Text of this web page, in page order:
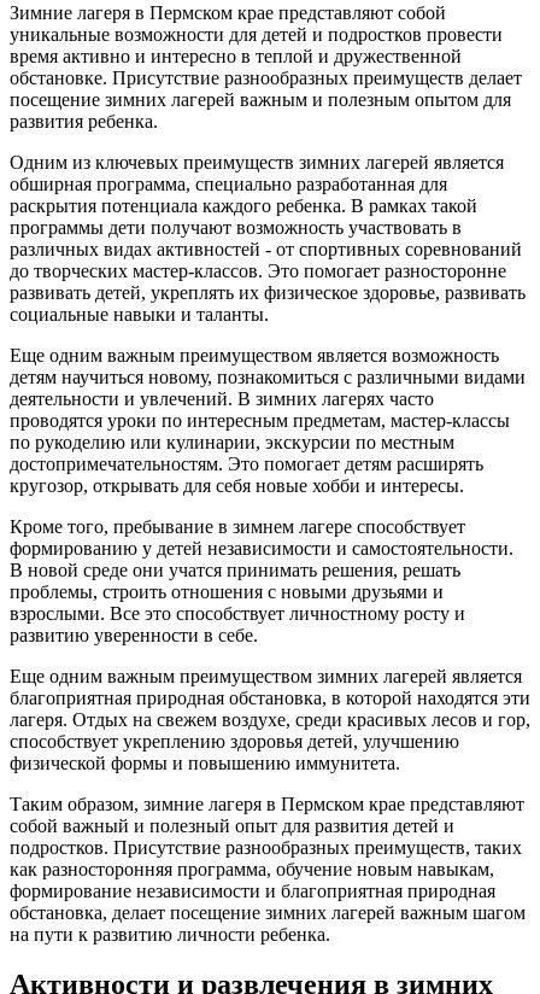
Зимние лагеря в Пермском крае представляют собой
уникальные возможности для детей и подростков провести
время активно и интересно в теплой и дружественной
обстановке. Присутствие разнообразных преимуществ делает
посещение зимних лагерей важным и полезным опытом для
развития ребенка.
Одним из ключевых преимуществ зимних лагерей является
обширная программа, специально разработанная для
раскрытия потенциала каждого ребенка. В рамках такой
программы дети получают возможность участвовать в
различных видах активностей - от спортивных соревнований
до творческих мастер-классов. Это помогает разносторонне
развивать детей, укреплять их физическое здоровье, развивать
социальные навыки и таланты.
Еще одним важным преимуществом является возможность
детям научиться новому, познакомиться с различными видами
деятельности и увлечений. В зимних лагерях часто
проводятся уроки по интересным предметам, мастер-классы
по рукоделию или кулинарии, экскурсии по местным
достопримечательностям. Это помогает детям расширять
кругозор, открывать для себя новые хобби и интересы.
Кроме того, пребывание в зимнем лагере способствует
формированию у детей независимости и самостоятельности.
В новой среде они учатся принимать решения, решать
проблемы, строить отношения с новыми друзьями и
взрослыми. Все это способствует личностному росту и
развитию уверенности в себе.
Еще одним важным преимуществом зимних лагерей является
благоприятная природная обстановка, в которой находятся эти
лагеря. Отдых на свежем воздухе, среди красивых лесов и гор,
способствует укреплению здоровья детей, улучшению
физической формы и повышению иммунитета.
Таким образом, зимние лагеря в Пермском крае представляют
собой важный и полезный опыт для развития детей и
подростков. Присутствие разнообразных преимуществ, таких
как разносторонняя программа, обучение новым навыкам,
формирование независимости и благоприятная природная
обстановка, делает посещение зимних лагерей важным шагом
на пути к развитию личности ребенка.
Активности и развлечения в зимних